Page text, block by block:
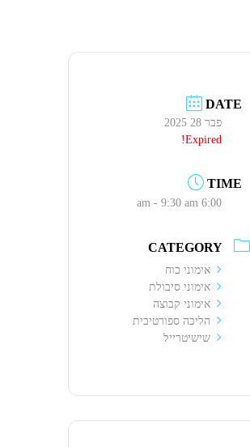
DATE
פבר 28 2025
Expired!
TIME
6:00 am - 9:30 am
CATEGORY
אימוני כוח
אימוני סיבולת
אימוני קבוצה
הליכה ספורטיבית
שישיטרייל